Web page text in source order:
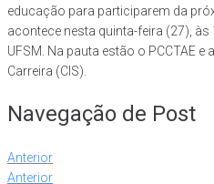
educação para participarem da
acontece nesta quinta-feira (27), às
UFSM. Na pauta estão o PCCTAE
Carreira (CIS).
Navegação de Post
Anterior
Anterior